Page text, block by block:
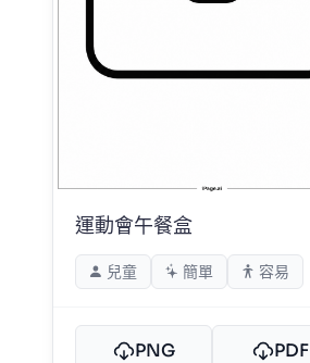
運動會午餐盒
兒童 簡單 容易
PNG PDF